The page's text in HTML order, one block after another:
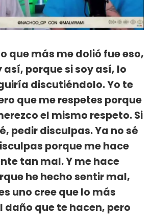
que más me dolió fue eso,
así, porque si soy así, lo
discutiéndolo. Yo te
que me respetes porque
el mismo respeto. Si
pedir disculpas. Ya no sé
porque me hace
tan mal. Y me hace
he hecho sentir mal,
uno cree que lo más
daño que te hacen, pero